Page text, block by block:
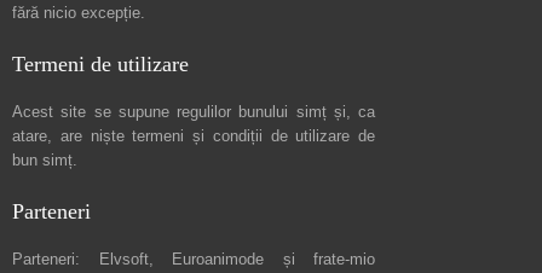
fără nicio excepție.
Termeni de utilizare
Acest site se supune regulilor bunului simț și, ca
atare, are niștetermeni și condiții de utilizare de
bun simț.
Parteneri
Parteneri: Elvsoft, Euroanimode și frate-mio